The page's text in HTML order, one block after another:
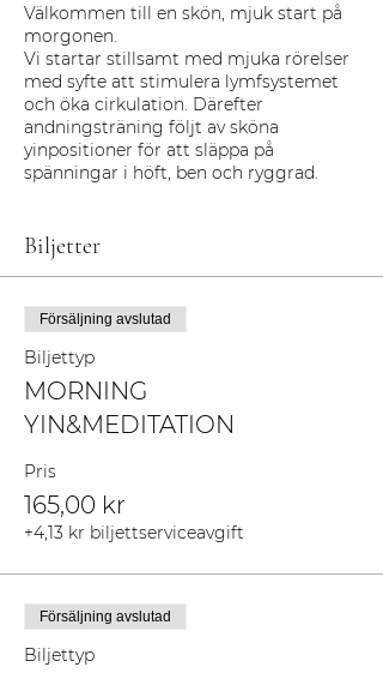
Välkommen till en skön, mjuk start på
morgonen.
Vi startar stillsamt med mjuka rörelser
med syfte att stimulera lymfsystemet
och öka cirkulation. Därefter
andningsträning följt av sköna
yinpositioner för att släppa på
spänningar i höft, ben och ryggrad.
Du behöver en matta, en filt och gärna
en kudde/bolster.
Bästa starten på dagen i december.
Välkommen!
/Ulrica
Biljetter
Försäljning avslutad
Biljettyp
MORNING
YIN&MEDITATION
Pris
165,00 kr
+4,13 kr biljettserviceavgift
Försäljning avslutad
Biljettyp